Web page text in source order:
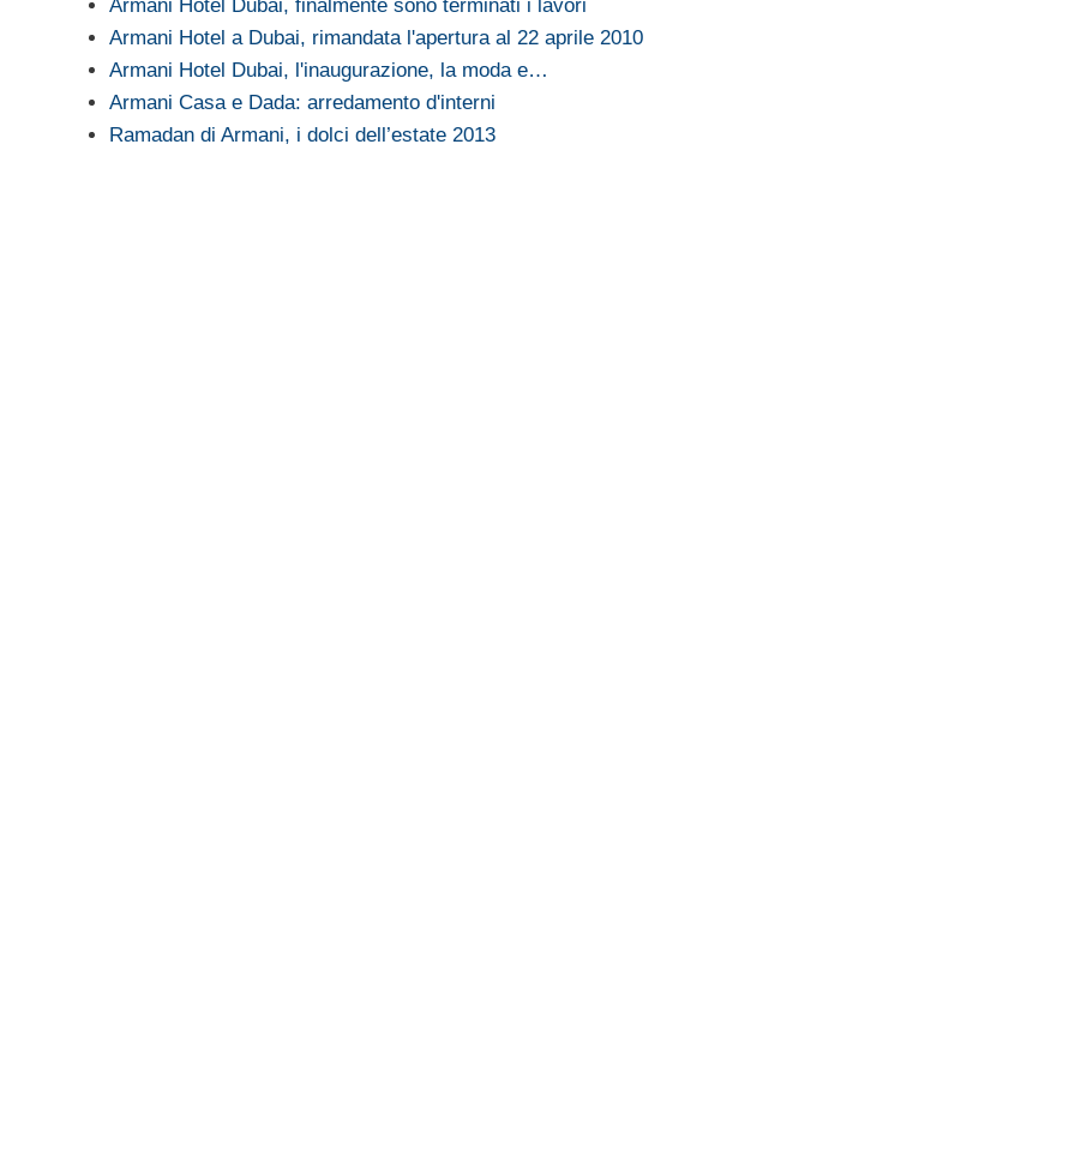
Armani Hotel Dubai, finalmente sono terminati i lavori
Armani Hotel a Dubai, rimandata l'apertura al 22 aprile 2010
Armani Hotel Dubai, l'inaugurazione, la moda e…
Armani Casa e Dada: arredamento d'interni
Ramadan di Armani, i dolci dell’estate 2013